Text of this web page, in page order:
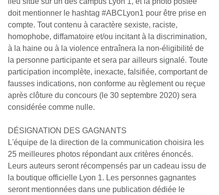
doit mentionner le hashtag #ABCLyon1 pour être prise en
compte. Tout contenu à caractère sexiste, raciste,
homophobe, diffamatoire et/ou incitant à la discrimination,
à la haine ou à la violence entraînera la non-éligibilité de
la personne participante et sera par ailleurs signalé. Toute
participation incomplète, inexacte, falsifiée, comportant de
fausses indications, non conforme au règlement ou reçue
après clôture du concours (le 30 septembre 2020) sera
considérée comme nulle.
DÉSIGNATION DES GAGNANTS
L'équipe de la direction de la communication choisira les
25 meilleures photos répondant aux critères énoncés.
Leurs auteurs seront récompensés par un cadeau issu de
la boutique officielle Lyon 1. Les personnes gagnantes
seront mentionnées dans une publication dédiée le